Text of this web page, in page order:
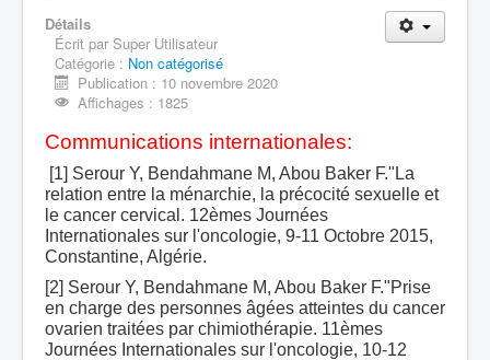
Equipe W710604
Equipe 710605
Production scientifique
Détails
Écrit par Super Utilisateur
Catégorie : Non catégorisé
Publication : 10 novembre 2020
Affichages : 1825
Communications internationales:
[1] Serour Y, Bendahmane M, Abou Baker F."La
relation entre la ménarchie, la précocité sexuelle et
le cancer cervical. 12èmes Journées
Internationales sur l'oncologie, 9-11 Octobre 2015,
Constantine, Algérie.
[2] Serour Y, Bendahmane M, Abou Baker F."Prise
en charge des personnes âgées atteintes du cancer
ovarien traitées par chimiothérapie. 11èmes
Journées Internationales sur l'oncologie, 10-12